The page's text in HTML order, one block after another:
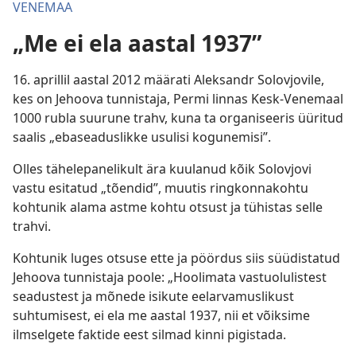
VENEMAA
„Me ei ela aastal 1937”
16. aprillil aastal 2012 määrati Aleksandr Solovjovile,
kes on Jehoova tunnistaja, Permi linnas Kesk-Venemaal
1000 rubla suurune trahv, kuna ta organiseeris üüritud
saalis „ebaseaduslikke usulisi kogunemisi”.
Olles tähelepanelikult ära kuulanud kõik Solovjovi
vastu esitatud „tõendid”, muutis ringkonnakohtu
kohtunik alama astme kohtu otsust ja tühistas selle
trahvi.
Kohtunik luges otsuse ette ja pöördus siis süüdistatud
Jehoova tunnistaja poole: „Hoolimata vastuolulistest
seadustest ja mõnede isikute eelarvamuslikust
suhtumisest, ei ela me aastal 1937, nii et võiksime
ilmselgete faktide eest silmad kinni pigistada.